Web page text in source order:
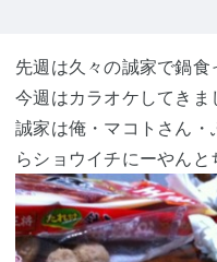
先週は久々の誠家で鍋食
今週はカラオケしてきま
誠家は俺・マコトさん
らショウイチにーやんと